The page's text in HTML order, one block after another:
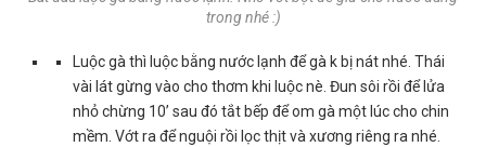
trong nhé :)
Luộc gà thì luộc bằng nước lạnh để gà k bị nát nhé. Thái
vài lát gừng vào cho thơm khi luộc nè. Đun sôi rồi để lửa
nhỏ chừng 10’ sau đó tắt bếp để om gà một lúc cho chin
mềm. Vớt ra để nguội rồi lọc thịt và xương riêng ra nhé.